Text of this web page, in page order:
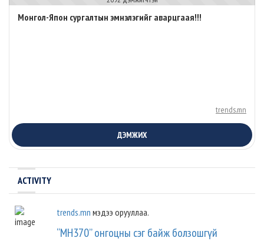
Монгол-Япон сургалтын эмнэлэгийг аварцгаая!!!
trends.mn
ДЭМЖИХ
ACTIVITY
trends.mn мэдээ орууллаа.
“MH370” онгоцны сэг байж болзошгүй